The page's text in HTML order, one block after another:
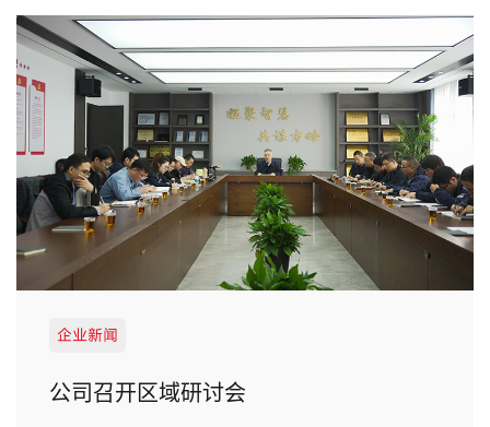
企业新闻
公司召开区域研讨会